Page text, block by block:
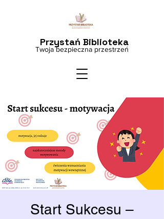
Twoja bezpieczna przestrzeń
Przystań Biblioteka
Start Sukcesu –